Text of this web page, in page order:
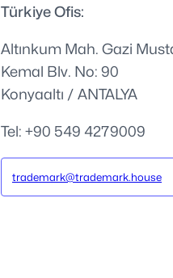
Türkiye Ofis:
Altınkum Mah. Gazi
Kemal Blv. No: 90
Konyaaltı / ANTALYA
Tel: +90 549 4279009
trademark@trademark.house